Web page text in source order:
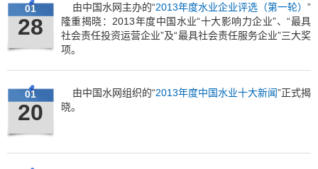
01
28
由中国水网主办的“2013年度水业企业评选（第一轮） ”
隆重揭晓：2013年度中国水业“十大影响力企业”、“最具
社会责任投资运营企业”及“最具社会责任服务企业”三大奖
项。
01
20
由中国水网组织的“2013年度中国水业十大新闻”正式揭
晓。